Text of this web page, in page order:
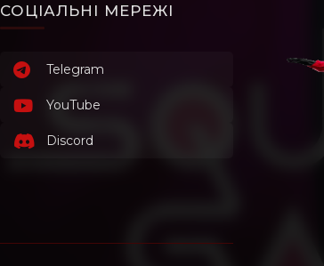
СОЦІАЛЬНІ МЕРЕЖІ
Telegram
YouTube
Discord